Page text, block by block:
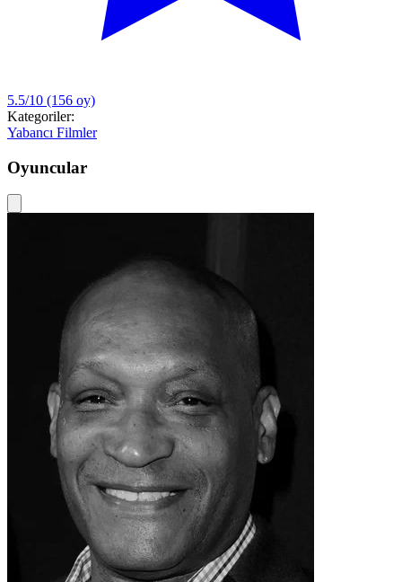
5.5/10 (156 oy)
Kategoriler:
Yabancı Filmler
Oyuncular